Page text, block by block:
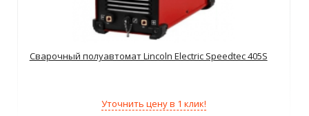
Сварочный полуавтомат Lincoln Electric Speedtec 405S
Уточнить цену в 1 клик!